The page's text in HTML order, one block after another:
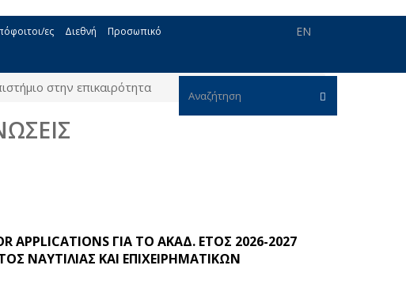
EN
ες Διεθνή Προσωπικό
Φόρμα
στην επικαιρότητα
ΓΙΑ ΤΟ ΑΚΑΔ. ΕΤΟΣ 2026-2027
ΝΑΥΤΙΛΙΑΣ ΚΑΙ ΕΠΙΧΕΙΡΗΜΑΤΙΚΩΝ